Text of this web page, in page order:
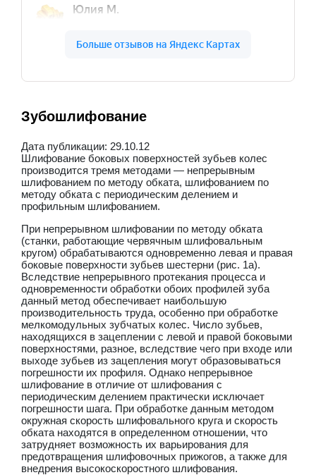
Зубошлифование
Дата публикации: 29.10.12
Шлифование боковых поверхностей зубьев колес
производится тремя методами — непрерывным
шлифованием по методу обката, шлифованием по
методу обката с периодическим делением и
профильным шлифованием.
При непрерывном шлифовании по методу обката
(станки, работающие червячным шлифовальным
кругом) обрабатываются одновременно левая и правая
боковые поверхности зубьев шестерни (рис. 1а).
Вследствие непрерывного протекания процесса и
одновременности обработки обоих профилей зуба
данный метод обеспечивает наибольшую
производительность труда, особенно при обработке
мелкомодульных зубчатых колес. Число зубьев,
находящихся в зацеплении с левой и правой боковыми
поверхностями, разное, вследствие чего при входе или
выходе зубьев из зацепления могут образовываться
погрешности их профиля. Однако непрерывное
шлифование в отличие от шлифования с
периодическим делением практически исключает
погрешности шага. При обработке данным методом
окружная скорость шлифовального круга и скорость
обката находятся в определенном отношении, что
затрудняет возможность их варьирования для
предотвращения шлифовочных прижогов, а также для
внедрения высокоскоростного шлифования.